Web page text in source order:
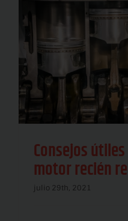
Consejos
motor recién
julio 29th, 2021